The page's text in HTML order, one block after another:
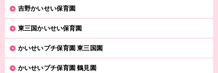
吉野かいせい保育園
東三国かいせい保育園
かいせいプチ保育園 東三国園
かいせいプチ保育園 鶴見園